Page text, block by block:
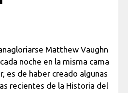
Matthew Vaughn
noche en la misma cama
es de haber creado algunas
recientes de la Historia del